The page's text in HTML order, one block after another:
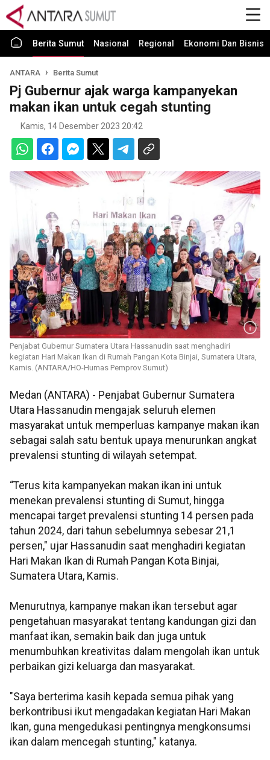
Berita Sumut Nasional Regional Ekonomi Dan Bisnis
ANTARA Berita Sumut
Pj Gubernur ajak warga kampanyekan
makan ikan untuk cegah stunting
Kamis, 14 Desember 2023 20:42
Penjabat Gubernur Sumatera Utara Hassanudin saat menghadiri
kegiatan Hari Makan Ikan di Rumah Pangan Kota Binjai, Sumatera Utara,
Kamis. (ANTARA/HO-Humas Pemprov Sumut)
Medan (ANTARA) - Penjabat Gubernur Sumatera
Utara Hassanudin mengajak seluruh elemen
masyarakat untuk memperluas kampanye makan ikan
sebagai salah satu bentuk upaya menurunkan angkat
prevalensi stunting di wilayah setempat.
“Terus kita kampanyekan makan ikan ini untuk
menekan prevalensi stunting di Sumut, hingga
mencapai target prevalensi stunting 14 persen pada
tahun 2024, dari tahun sebelumnya sebesar 21,1
persen," ujar Hassanudin saat menghadiri kegiatan
Hari Makan Ikan di Rumah Pangan Kota Binjai,
Sumatera Utara, Kamis.
Menurutnya, kampanye makan ikan tersebut agar
pengetahuan masyarakat tentang kandungan gizi dan
manfaat ikan, semakin baik dan juga untuk
menumbuhkan kreativitas dalam mengolah ikan untuk
perbaikan gizi keluarga dan masyarakat.
"Saya berterima kasih kepada semua pihak yang
berkontribusi ikut mengadakan kegiatan Hari Makan
Ikan, guna mengedukasi pentingnya mengkonsumsi
ikan dalam mencegah stunting," katanya.